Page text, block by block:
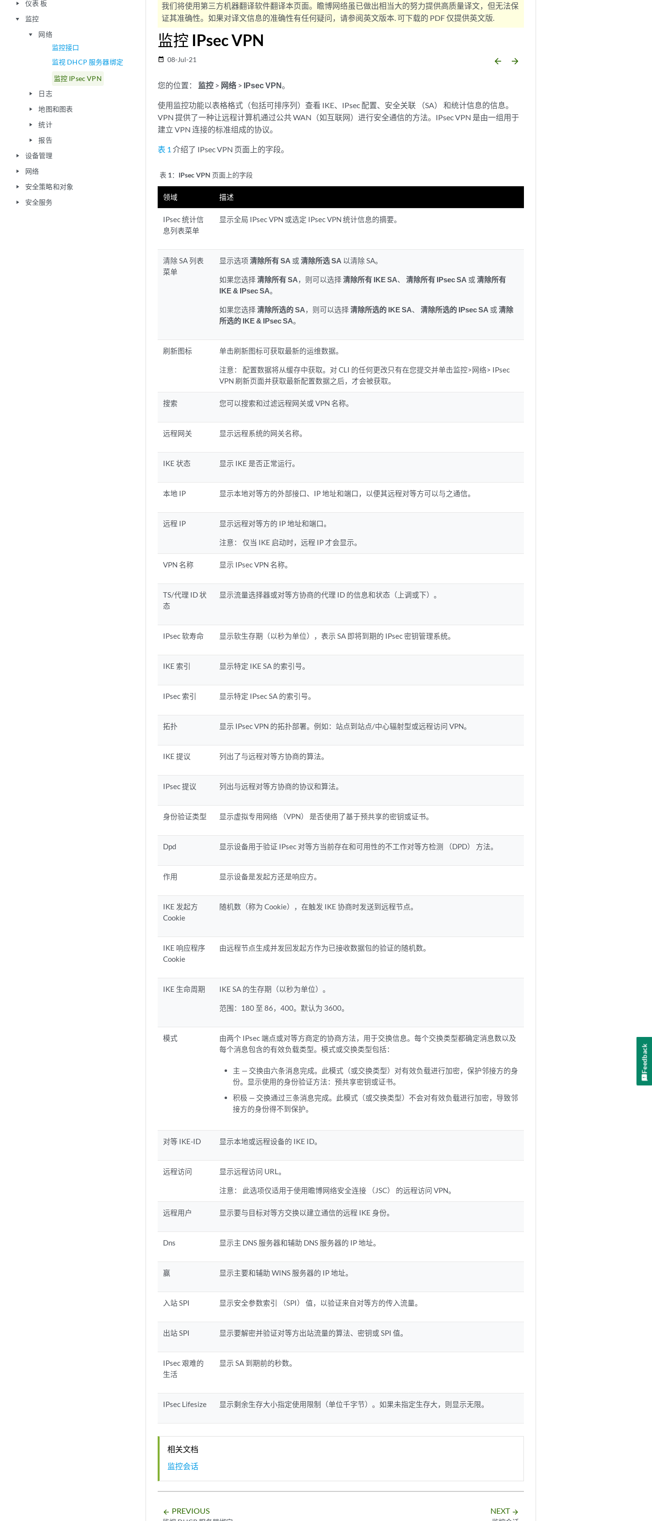
play_arrow 仪表 板
play_arrow 监控
play_arrow
网络
监控接口
监视 DHCP 服务器绑定
监控 IPsec VPN
play_arrow 日志
play_arrow 地图和图表
play_arrow 统计
play_arrow 报告
play_arrow 设备管理
play_arrow 网络
play_arrow 安全策略和对象
play_arrow 安全服务
我们将使用第三方机器翻译软件翻译本页面。瞻博网络虽已做出相当大的努力提供高质量译文，但无法保
证其准确性。如果对译文信息的准确性有任何疑问，请参阅英文版本. 可下载的 PDF 仅提供英文版.
监控 IPsec VPN
date_range 08-Jul-21 arrow_backward arrow_forward
您的位置： 监控 > 网络 > IPsec VPN。
使用监控功能以表格格式（包括可排序列）查看 IKE、IPsec 配置、安全关联 （SA） 和统计信息的信息。
VPN 提供了一种让远程计算机通过公共 WAN（如互联网）进行安全通信的方法。IPsec VPN 是由一组用于
建立 VPN 连接的标准组成的协议。
表 1 介绍了 IPsec VPN 页面上的字段。
表 1： IPsec VPN 页面上的字段
领域 描述
IPsec 统计信
息列表菜单
显示全局 IPsec VPN 或选定 IPsec VPN 统计信息的摘要。
清除 SA 列表
菜单
显示选项清除所有 SA 或清除所选 SA 以清除 SA。
如果您选择清除所有 SA，则可以选择清除所有 IKE SA、清除所有 IPsec SA 或清除所有
IKE & IPsec SA。
如果您选择清除所选的 SA，则可以选择清除所选的 IKE SA、清除所选的 IPsec SA 或清除
所选的 IKE & IPsec SA。
刷新图标 单击刷新图标可获取最新的运维数据。
注意：
配置数据将从缓存中获取。对 CLI 的任何更改只有在您提交并单击监控>网络> IPsec
VPN 刷新页面并获取最新配置数据之后，才会被获取。
搜索 您可以搜索和过滤远程网关或 VPN 名称。
远程网关 显示远程系统的网关名称。
IKE 状态 显示 IKE 是否正常运行。
本地 IP 显示本地对等方的外部接口、IP 地址和端口，以便其远程对等方可以与之通信。
远程 IP 显示远程对等方的 IP 地址和端口。
注意： 仅当 IKE 启动时，远程 IP 才会显示。
VPN 名称 显示 IPsec VPN 名称。
TS/代理 ID 状
态
显示流量选择器或对等方协商的代理 ID 的信息和状态（上调或下）。
IPsec 软寿命 显示软生存期（以秒为单位），表示 SA 即将到期的 IPsec 密钥管理系统。
IKE 索引 显示特定 IKE SA 的索引号。
IPsec 索引 显示特定 IPsec SA 的索引号。
拓扑 显示 IPsec VPN 的拓扑部署。例如：站点到站点/中心辐射型或远程访问 VPN。
IKE 提议 列出了与远程对等方协商的算法。
IPsec 提议 列出与远程对等方协商的协议和算法。
身份验证类型 显示虚拟专用网络 （VPN） 是否使用了基于预共享的密钥或证书。
Dpd 显示设备用于验证 IPsec 对等方当前存在和可用性的不工作对等方检测 （DPD） 方法。
作用 显示设备是发起方还是响应方。
IKE 发起方
Cookie
随机数（称为 Cookie），在触发 IKE 协商时发送到远程节点。
IKE 响应程序
Cookie
由远程节点生成并发回发起方作为已接收数据包的验证的随机数。
IKE 生命周期 IKE SA 的生存期（以秒为单位）。
范围：180 至 86，400。默认为 3600。
模式
由两个 IPsec 端点或对等方商定的协商方法，用于交换信息。每个交换类型都确定消息数以及
每个消息包含的有效负载类型。模式或交换类型包括：
主 — 交换由六条消息完成。此模式（或交换类型）对有效负载进行加密，保护邻接方的身
份。显示使用的身份验证方法：预共享密钥或证书。
积极 — 交换通过三条消息完成。此模式（或交换类型）不会对有效负载进行加密，导致邻
接方的身份得不到保护。
对等 IKE-ID 显示本地或远程设备的 IKE ID。
远程访问 显示远程访问 URL。
注意： 此选项仅适用于使用瞻博网络安全连接 （JSC） 的远程访问 VPN。
远程用户 显示要与目标对等方交换以建立通信的远程 IKE 身份。
Dns 显示主 DNS 服务器和辅助 DNS 服务器的 IP 地址。
赢 显示主要和辅助 WINS 服务器的 IP 地址。
入站 SPI 显示安全参数索引 （SPI） 值，以验证来自对等方的传入流量。
出站 SPI 显示要解密并验证对等方出站流量的算法、密钥或 SPI 值。
IPsec 艰难的
生活
显示 SA 到期前的秒数。
IPsec Lifesize 显示剩余生存大小指定使用限制（单位千字节）。如果未指定生存大，则显示无限。
相关文档
监控会话
arrow_backward PREVIOUS NEXT arrow_forward
Feedback